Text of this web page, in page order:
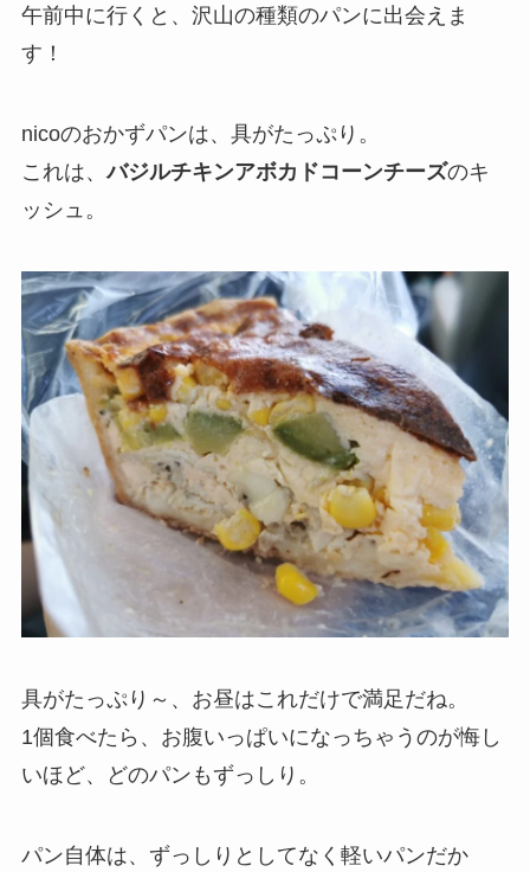
午前中に行くと、沢山の種類のパンに出会えま
す！
nicoのおかずパンは、具がたっぷり。
これは、バジルチキンアボカドコーンチーズのキ
ッシュ。
具がたっぷり～、お昼はこれだけで満足だね。
1個食べたら、お腹いっぱいになっちゃうのが悔し
いほど、どのパンもずっしり。
パン自体は、ずっしりとしてなく軽いパンだか